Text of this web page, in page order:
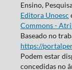
Ensino,
Editora Unoesc
Commons -
Baseado no
https://
Podem estar
concedidas no